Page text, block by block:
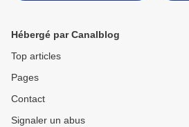
Hébergé par Canalblog
Top articles
Pages
Contact
Signaler un abus